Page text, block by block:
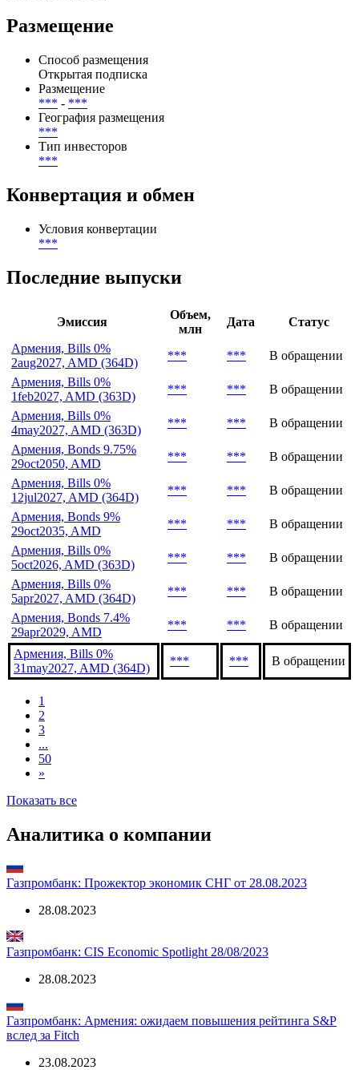
Размещение
Способ размещения
Открытая подписка
Размещение
*** - ***
География размещения
***
Тип инвесторов
***
Конвертация и обмен
Условия конвертации
***
Последние выпуски
Эмиссия
Объем,
млн
Дата
Статус
Армения, Bills 0%
2aug2027, AMD (364D)
*** ***
В обращении
Армения, Bills 0%
1feb2027, AMD (363D)
*** ***
В обращении
Армения, Bills 0%
4may2027, AMD (363D)
*** ***
В обращении
Армения, Bonds 9.75%
29oct2050, AMD
*** ***
В обращении
Армения, Bills 0%
12jul2027, AMD (364D)
*** ***
В обращении
Армения, Bonds 9%
29oct2035, AMD
*** ***
В обращении
Армения, Bills 0%
5oct2026, AMD (363D)
*** ***
В обращении
Армения, Bills 0%
5apr2027, AMD (364D)
*** ***
В обращении
Армения, Bonds 7.4%
29apr2029, AMD
*** *** В обращении
Армения, Bills 0%
31may2027, AMD (364D)
*** *** В обращении
1
2
3
...
50
»
Показать все
Аналитика о компании
Газпромбанк: Прожектор экономик СНГ от 28.08.2023
28.08.2023
Газпромбанк: CIS Economic Spotlight 28/08/2023
28.08.2023
Газпромбанк: Армения: ожидаем повышения рейтинга S&P
вслед за Fitch
23.08.2023